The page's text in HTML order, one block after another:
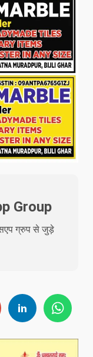
Group
ग्रुप से जुड़े